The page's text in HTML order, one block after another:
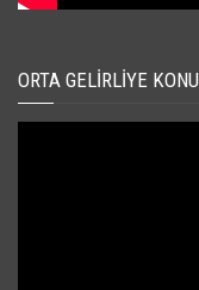
ORTA GELIRLIYE